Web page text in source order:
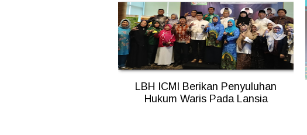
LBH ICMI Berikan Penyuluhan
Hukum Waris Pada Lansia